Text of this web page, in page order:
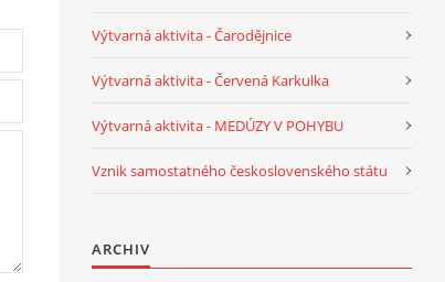
Výtvarná aktivita - Čarodějnice
Výtvarná aktivita - Červená Karkulka
Výtvarná aktivita - MEDÚZY V POHYBU
Vznik samostatného československého státu
ARCHIV